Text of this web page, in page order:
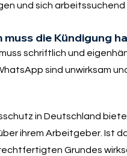
und sich arbeitssuchend
muss die Kündigung
schriftlich und
sind unwirksam
in Deutschland
ihrem Arbeitgeber. Ist
Grundes